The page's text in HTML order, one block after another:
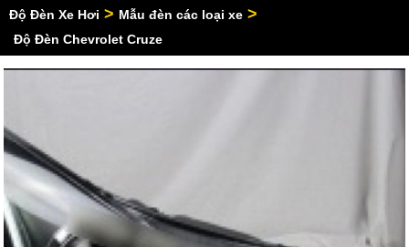
Độ Đèn Xe Hơi > Mẫu đèn các loại xe >
Độ Đèn Chevrolet Cruze